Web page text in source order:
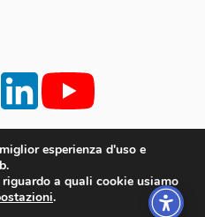
policy UE
Editrice redazione in via Aquileia 64a,
esperienza d'uso e
a quali cookie usiamo
.